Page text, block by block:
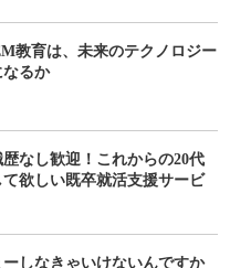
教育は、未来のテクノロジー
なるか
なし歓迎！これからの20代
欲しい既卒就活支援サービ
ーしなきゃいけないんですか